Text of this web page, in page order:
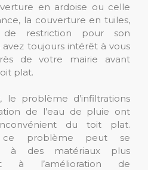
en ardoise ou celle
la couverture en tuiles,
restriction pour son
avez toujours intérêt à vous
de votre mairie avant
plat.
le problème d’infiltrations
de l’eau de pluie ont
du toit plat.
ce problème peut se
à des matériaux plus
à l’amélioration de